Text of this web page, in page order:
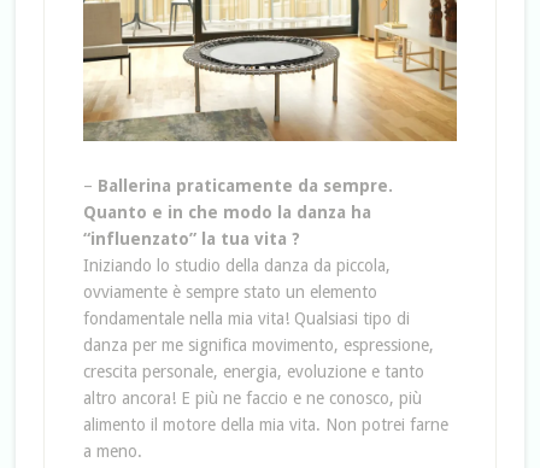
– Ballerina praticamente da sempre.
Quanto e in che modo la danza ha
“influenzato” la tua vita ?
Iniziando lo studio della danza da piccola,
ovviamente è sempre stato un elemento
fondamentale nella mia vita! Qualsiasi tipo di
danza per me significa movimento, espressione,
crescita personale, energia, evoluzione e tanto
altro ancora! E più ne faccio e ne conosco, più
alimento il motore della mia vita. Non potrei farne
a meno.